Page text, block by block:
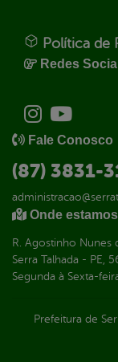
Política de
Redes
Fale Conosco
(87) 3831-
Onde estamos
R. Agostinho Nunes
Serra Talhada - PE,
Segunda à Sexta-
Prefeitura de